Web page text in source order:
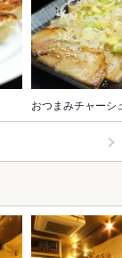
おつまみチャーシ